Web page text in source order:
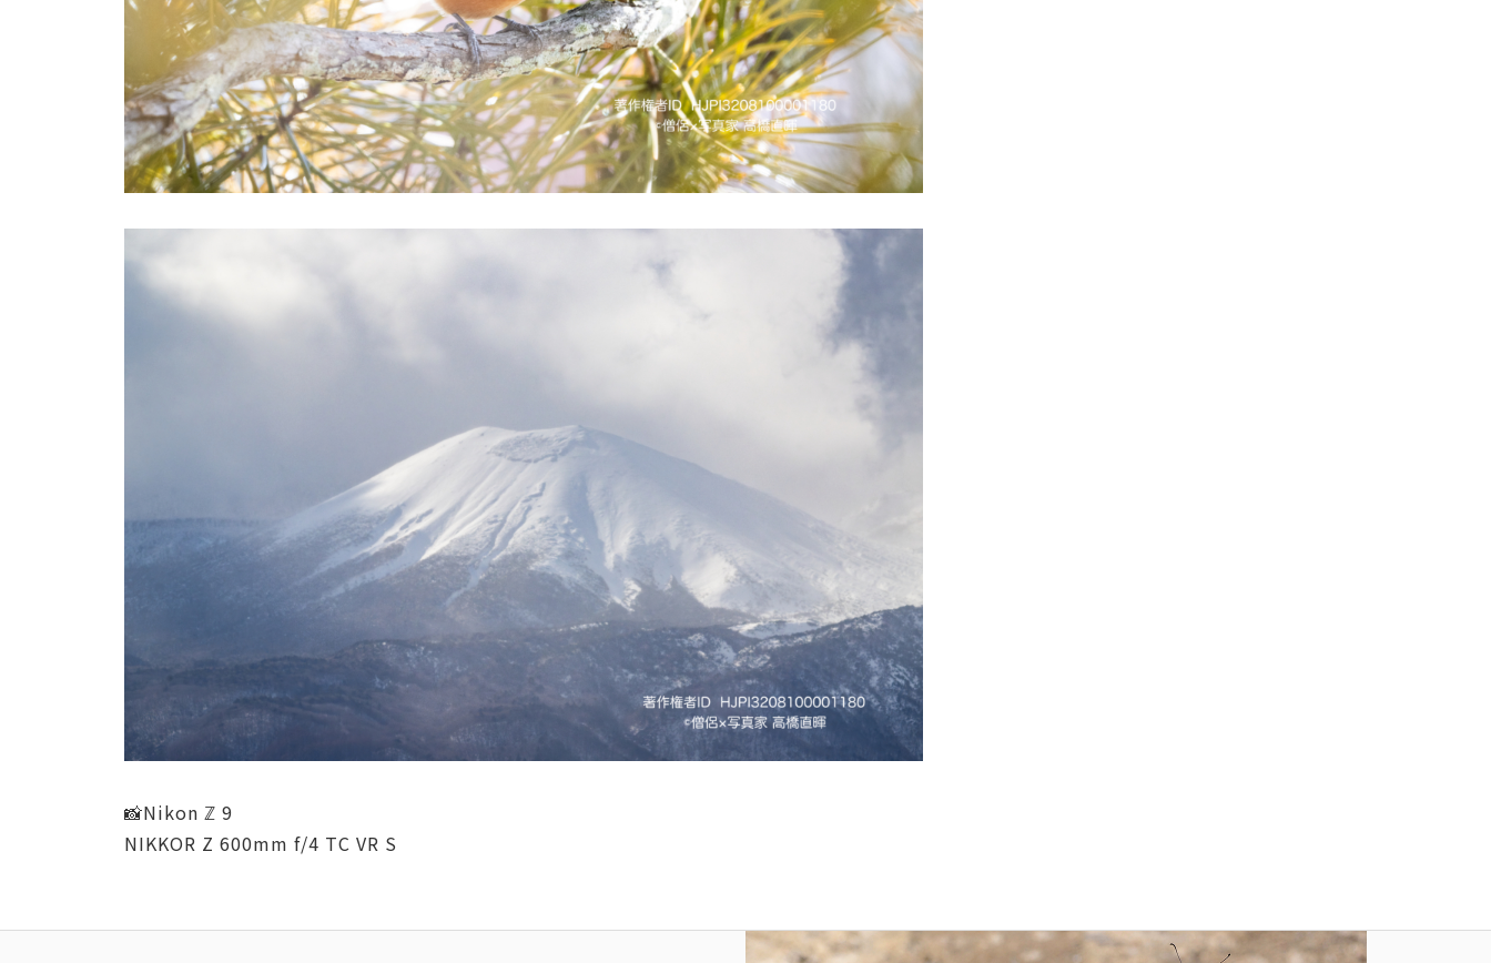
📸Nikon ℤ 9
NIKKOR Z 600mm f/4 TC VR S